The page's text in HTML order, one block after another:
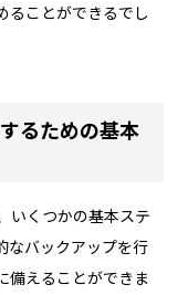
ることができるでし
るための基本
いくつかの基本ステ
なバックアップを行
備えることができま